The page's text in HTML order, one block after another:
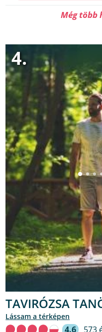
Még több
4.
TAVIRÓZSA
lássam a térképen
4.6 573